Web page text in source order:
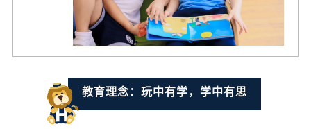
教育理念：玩中有学，学中有思